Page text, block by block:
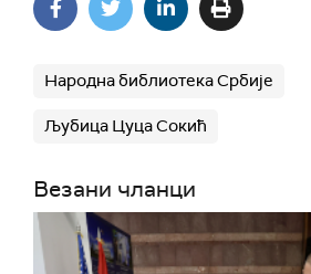
Народна библиотека Србије
Љубица Цуца Сокић
Везани чланци